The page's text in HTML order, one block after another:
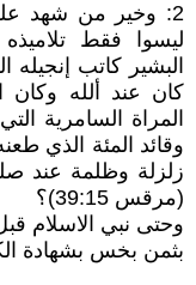
2: وخير من شهد
ليسوا فقط
البشير كاتب إنجيله
وقائد المئة الذي
زلزلة وظلمة عند
(مرقس 39:15)؟
وحتى نبي الاسلام
بثمن بخس بشهادة